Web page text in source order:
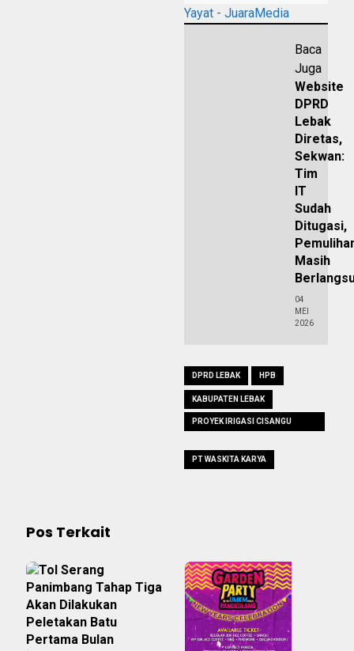
Yayat - JuaraMedia
Baca
Juga
Website
DPRD
Lebak
Diretas,
Sekwan:
Tim
IT
Sudah
Ditugasi,
Masih
04
MEI
2026
DPRD LEBAK HPB
KABUPATEN LEBAK
PROYEK IRIGASI CISANGU
PT WASKITA KARYA
Pos Terkait